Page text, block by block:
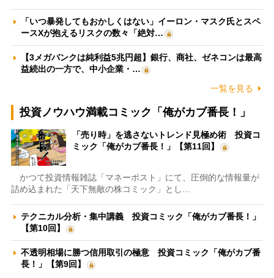
「いつ暴発してもおかしくはない」イーロン・マスク氏とスペ
ースXが抱えるリスクの数々「絶対…
【3メガバンクは純利益5兆円超】銀行、商社、ゼネコンは最高
益続出の一方で、中小企業・…
一覧を見る
投資ノウハウ満載コミック「俺がカブ番長！」
「売り時」を逃さないトレンド見極め術 投資コ
ミック「俺がカブ番長！」【第11回】
かつて投資情報雑誌「マネーポスト」にて、圧倒的な情報量が
詰め込まれた「天下無敵の株コミック」とし…
テクニカル分析・集中講義 投資コミック「俺がカブ番長！」
【第10回】
不透明相場に勝つ信用取引の極意 投資コミック「俺がカブ番
長！」【第9回】